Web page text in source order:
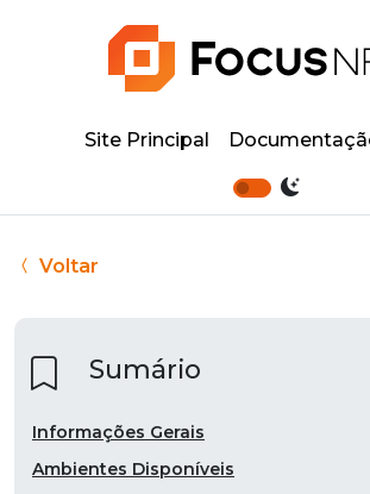
Site Principal
Voltar
Sumário
Informações Gerais
Ambientes Disponíveis